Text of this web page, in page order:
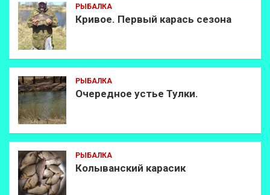
РЫБАЛКА
Кривое. Первый карась сезона
РЫБАЛКА
Очередное устье Тулки.
РЫБАЛКА
Колыванский карасик